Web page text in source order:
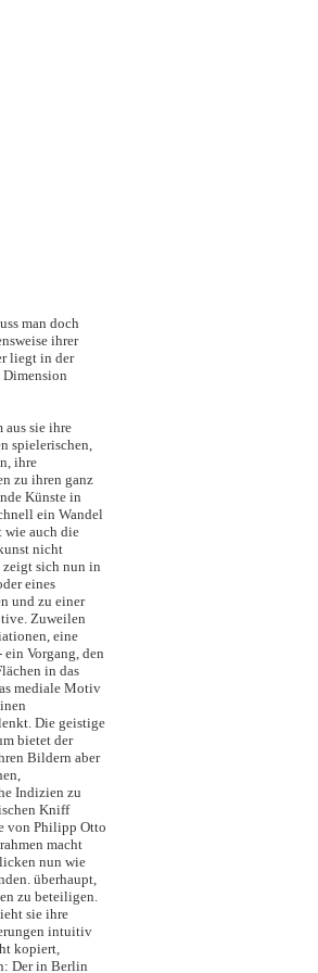
man doch
ihrer
liegt in der
sie ihre
spielerischen,
ihre
zu ihren ganz
Künste in
ein Wandel
wie auch die
nicht
sich nun in
eines
und zu einer
Zuweilen
eine
Vorgang, den
in das
mediale Motiv
Die geistige
bietet der
Bildern aber
Indizien zu
Kniff
von Philipp Otto
macht
nun wie
überhaupt,
zu beteiligen.
sie ihre
intuitiv
kopiert,
Der in Berlin